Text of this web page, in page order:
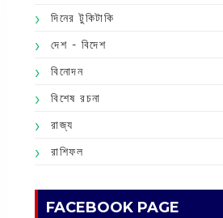
দিনের টুকিটাকি
দেশ - বিদেশ
বিনোদন
বিশেষ রচনা
রাজ্য
রাশিফল
FACEBOOK PAGE